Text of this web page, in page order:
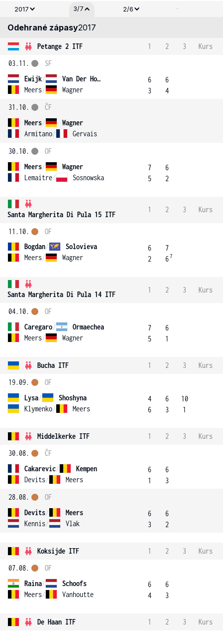
2017
3/7 2/6 -
Odehrané zápasy2017
Petange 2 ITF 1 2 3
Kurs
03.11.
Ewijk/
Van Der Hoek
Meers/ Wagner
SF
6
3
6
4
31.10.
Meers/
Wagner
Armitano/ Gervais
ČF
30.10.
Meers/
Wagner
Lemaitre/ Sosnowska
OF
7
5
6
2
Santa Margherita Di Pula 15 ITF
1 2 3 Kurs
11.10.
Bogdan/
Solovieva
Meers/ Wagner
OF
6
2
7
67
Santa Margherita Di Pula 14 ITF
1 2 3 Kurs
04.10.
Caregaro/
Ormaechea
Meers/ Wagner
OF
7
5
6
1
Bucha ITF 1 2 3
Kurs
19.09.
Lysa/
Shoshyna
Klymenko/ Meers
OF
4
6
6
3
10
1
Middelkerke ITF 1 2 3
Kurs
30.08.
Cakarevic/
Kempen
Devits/ Meers
ČF
6
1
6
3
28.08.
Devits/
Meers
Kennis/ Vlak
OF
6
3
6
2
Koksijde ITF 1 2 3
Kurs
07.08.
Raina/
Schoofs
Meers/ Vanhoutte
OF
6
4
6
3
De Haan ITF 1 2 3
Kurs